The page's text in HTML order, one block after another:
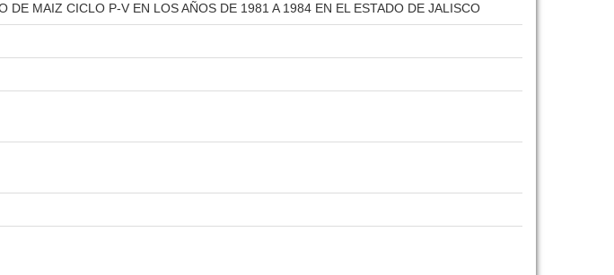
DE MAIZ CICLO P-V EN LOS AÑOS DE 1981 A 1984 EN EL ESTADO DE JALISCO